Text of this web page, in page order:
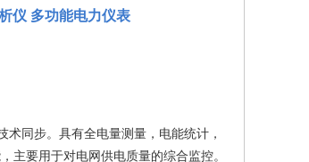
仪 多功能电力仪表
术同步。具有全电量测量，电能统计，
主要用于对电网供电质量的综合监控。